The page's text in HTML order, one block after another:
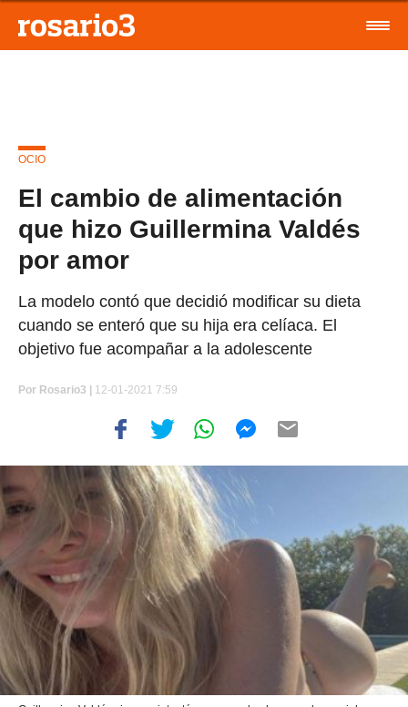
OCIO
El cambio de alimentación
que hizo Guillermina Valdés
por amor
La modelo contó que decidió modificar su dieta
cuando se enteró que su hija era celíaca. El
objetivo fue acompañar a la adolescente
Por Rosario3 | 12-01-2021 7:59